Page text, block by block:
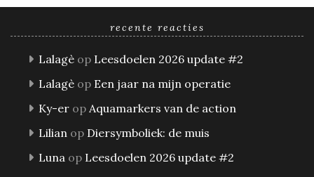
recente reacties
Lalagè op Leesdoelen 2026 update #2
Lalagè op Een jaar na mijn operatie
Ky-er op Aquamarkers van de action
Lilian op Diersymboliek: de muis
Luna op Leesdoelen 2026 update #2